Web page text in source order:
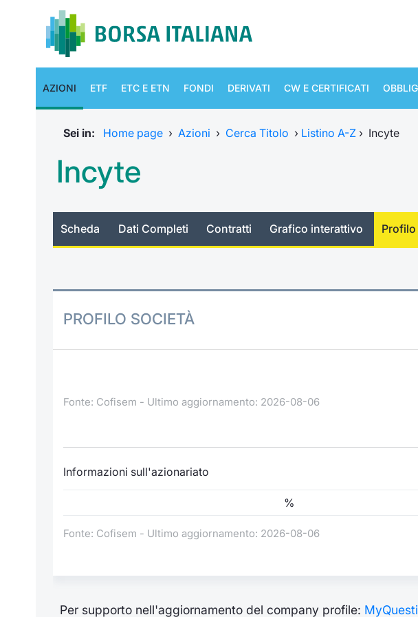
AZIONI ETF ETC E ETN FONDI DERIVATI CW E CERTIFICATI
Sei in: Home page › Azioni › Cerca Titolo › Listino A-Z › Incyte
Incyte
Scheda Dati Completi Contratti Grafico interattivo Profilo
PROFILO SOCIETÀ
Fonte: Cofisem - Ultimo aggiornamento: 2026-08-06
Informazioni sull'azionariato
%
Fonte: Cofisem - Ultimo aggiornamento: 2026-08-06
Per supporto nell'aggiornamento del company profile: